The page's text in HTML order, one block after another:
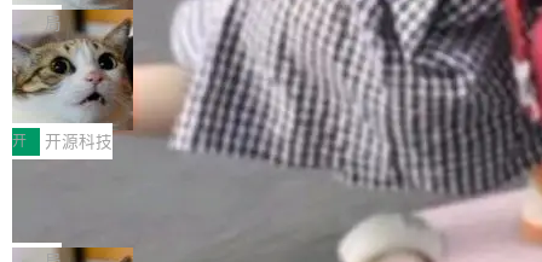
合。方案缺了、配置冲突了、全 null 了。要知道
哪些组合有效，作者说，你得靠"文档、校验、或
者部落知识"。 换个写法。Rust 的 enum，两个
变体：Switchable...
re OS，一个带连接器的聊天机器人，跟其他所
有科技公司做的一样。只不过，实际上它不一
样。这是 Sandstorm.io 的重制版，我十年前的
那个创业公司。不同的是，这次它构建在 Cloudf
lare Workers 上——我花了九年时间搭建的平台
——并且深度集成了 AI。这基本上是我十年秘密
目 Celld，一个能在自己机器上运行 Cloudflare
Workers 和 Durable Objects 的守护进程。 设
计思路很直接：每个对象是一个独立的 SQLite
数据库，按名称寻址，复制到你自己的 S3 兼容
存储库里。节点之间只通过这个存储库协调——
没有控制平面，没有共识协议。每个对象自带一
个小型数据库，应用天然按分片构建，单个数据
库的竞争和爆炸半径问题在设计层面就被消除
了。 闲置的 cell 会休眠到几乎不占资源。当 cel
局
鲁大师7月新机性能/流畅/AI榜：vivo夺
性能、流畅双第一，三星Galaxy Z系列
新折叠缺席
2026年7月的手机市场，由于存储等硬件成本暴
增，手机厂商的日子也不好过啊，新机速度明显
放缓，因此硝烟味淡了许多。新机参数规格除开
Fold8 / Z Flip8）外，其余要么是中低端机器，
例如iQOO Z11i、REDMI Note 17、REDMI No
开 开源科技
Zed 编辑器团队发布了新项目——DeltaDB，一
个在 git commit 之间记录每一次编辑操作的版